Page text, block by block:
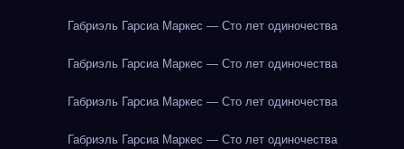
Габриэль Гарсиа Маркес — Сто лет одиночества
Габриэль Гарсиа Маркес — Сто лет одиночества
Габриэль Гарсиа Маркес — Сто лет одиночества
Габриэль Гарсиа Маркес — Сто лет одиночества